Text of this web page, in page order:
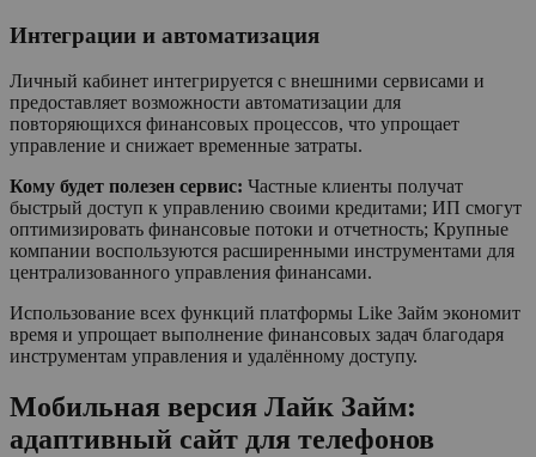
Интеграции и автоматизация
Личный кабинет интегрируется с внешними сервисами и
предоставляет возможности автоматизации для
повторяющихся финансовых процессов, что упрощает
управление и снижает временные затраты.
Кому будет полезен сервис: Частные клиенты получат
быстрый доступ к управлению своими кредитами; ИП смогут
оптимизировать финансовые потоки и отчетность; Крупные
компании воспользуются расширенными инструментами для
централизованного управления финансами.
Использование всех функций платформы Like Займ экономит
время и упрощает выполнение финансовых задач благодаря
инструментам управления и удалённому доступу.
Мобильная версия Лайк Займ:
адаптивный сайт для телефонов